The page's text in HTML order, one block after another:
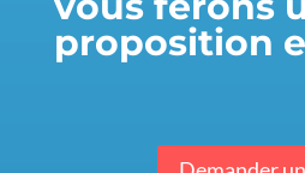
proposition